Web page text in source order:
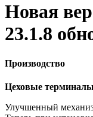
Новая
23.1.8
Производство
Цеховые терминалы
Улучшенный